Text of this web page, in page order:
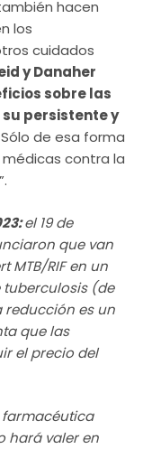
hacen
los
cuidados
y Danaher
sobre las
persistente y
de esa forma
contra la
el 19 de
que van
MTB/RIF en un
tuberculosis (de
reducción es un
que las
el precio del
farmacéutica
hará valer en